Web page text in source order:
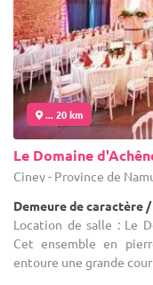
... 20 km
Le Domaine
Ciney - Province de
Demeure de caractère
Location de salle : Le
Cet ensemble en
entoure une grande